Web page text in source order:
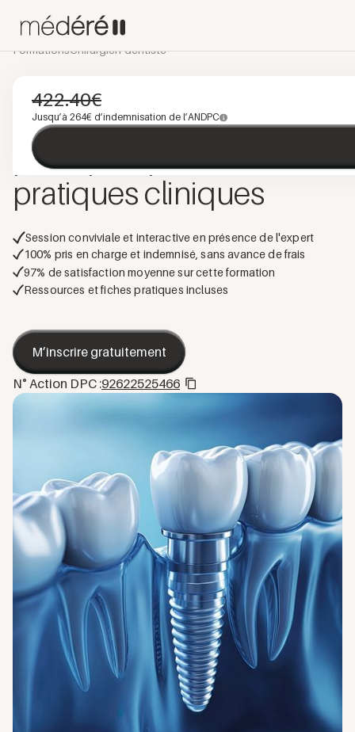
FormationsChirurgien-dentiste
Chirurgie guidée :
principes, protocoles et
pratiques cliniques
Session conviviale et interactive en présence de l'expert
100% pris en charge et indemnisé, sans avance de frais
97% de satisfaction moyenne sur cette formation
Ressources et fiches pratiques incluses
M’inscrire gratuitement
N° Action DPC :92622525466
422.40€
Jusqu’à 264€ d’indemnisation de l’ANDPC